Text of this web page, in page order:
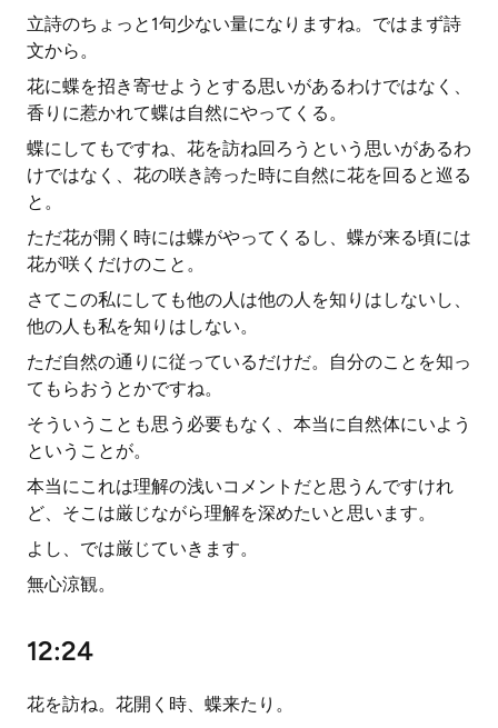
立詩のちょっと1句少ない量になりますね。ではまず詩
文から。
花に蝶を招き寄せようとする思いがあるわけではなく、
香りに惹かれて蝶は自然にやってくる。
蝶にしてもですね、花を訪ね回ろうという思いがあるわ
けではなく、花の咲き誇った時に自然に花を回ると巡る
と。
ただ花が開く時には蝶がやってくるし、蝶が来る頃には
花が咲くだけのこと。
さてこの私にしても他の人は他の人を知りはしないし、
他の人も私を知りはしない。
ただ自然の通りに従っているだけだ。自分のことを知っ
てもらおうとかですね。
そういうことも思う必要もなく、本当に自然体にいよう
ということが。
本当にこれは理解の浅いコメントだと思うんですけれ
ど、そこは厳じながら理解を深めたいと思います。
よし、では厳じていきます。
無心涼観。
12:24
花を訪ね。花開く時、蝶来たり。